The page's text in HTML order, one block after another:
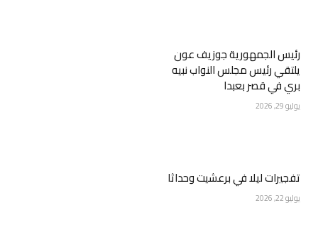
رئيس الجمهورية جوزيف عون
يلتقي رئيس مجلس النواب نبيه
بري في قصر بعبدا
يوليو 29, 2026
تفجيرات ليلا في برعشيت وحداثا
يوليو 22, 2026